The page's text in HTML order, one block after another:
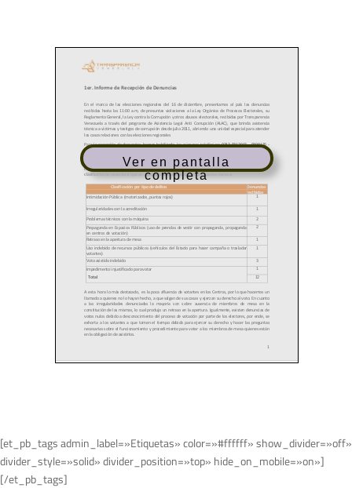
Ver en pantalla
completa
[et_pb_tags admin_label=»Etiquetas» color=»#ffffff» show_divider=»off»
divider_style=»solid» divider_position=»top» hide_on_mobile=»on»]
[/et_pb_tags]